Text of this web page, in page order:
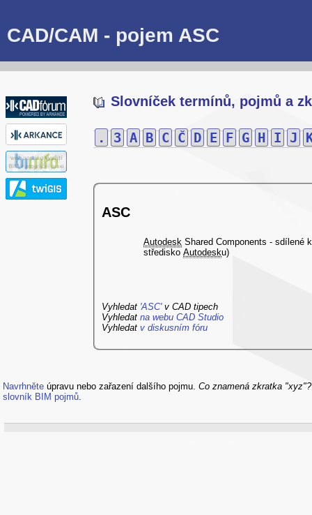
CAD/CAM - pojem ASC
Slovníček termínů, pojmů a
. 3 A B C Č D E F G H I J
ASC
Autodesk Shared Components - sdílené
středisko Autodesku)
Vyhledat 'ASC'v CAD tipech
Vyhledat na webu CAD Studio
Vyhledat v diskusním fóru
Navrhněte úpravu nebo zařazení dalšího pojmu. Co znamená zkratka
slovník BIM pojmů